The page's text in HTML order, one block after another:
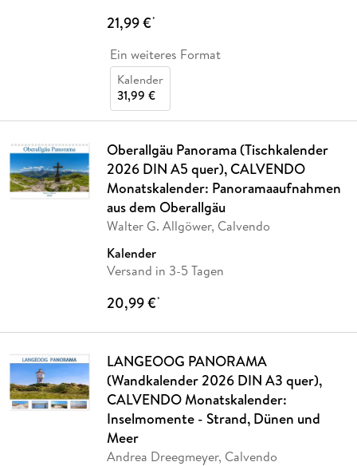
21,99 €*
Ein weiteres Format
Kalender
31,99 €
Oberallgäu Panorama (Tischkalender
2026 DIN A5 quer), CALVENDO
Monatskalender: Panoramaaufnahmen
aus dem Oberallgäu
Walter G. Allgöwer, Calvendo
Kalender
Versand in 3-5 Tagen
20,99 €*
LANGEOOG PANORAMA
(Wandkalender 2026 DIN A3 quer),
CALVENDO Monatskalender:
Inselmomente - Strand, Dünen und
Meer
Andrea Dreegmeyer, Calvendo